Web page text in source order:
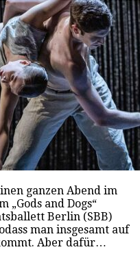
ganzen Abend im
„Gods and Dogs“
Berlin (SBB)
man insgesamt auf
Aber dafür…